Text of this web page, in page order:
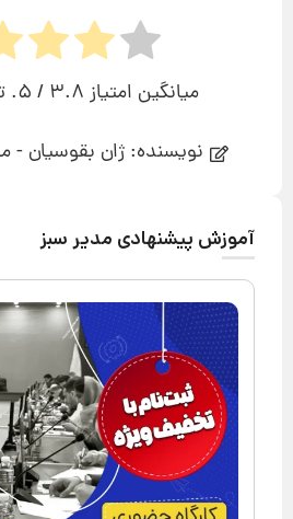
میانگین امتیاز 3.8 / 5. تعداد آرا:
نویسنده: ژان بقوسیان -
آموزش پیشنهادی مدیر سبز